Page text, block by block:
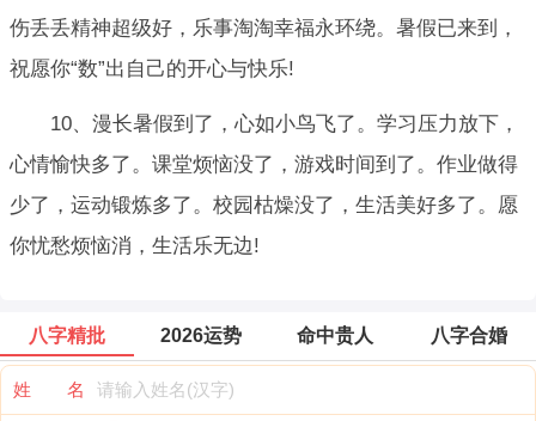
伤丢丢精神超级好，乐事淘淘幸福永环绕。暑假已来到，
祝愿你“数”出自己的开心与快乐!
10、漫长暑假到了，心如小鸟飞了。学习压力放下，
心情愉快多了。课堂烦恼没了，游戏时间到了。作业做得
少了，运动锻炼多了。校园枯燥没了，生活美好多了。愿
你忧愁烦恼消，生活乐无边!
八字精批 2026运势 命中贵人 八字合婚
姓 名